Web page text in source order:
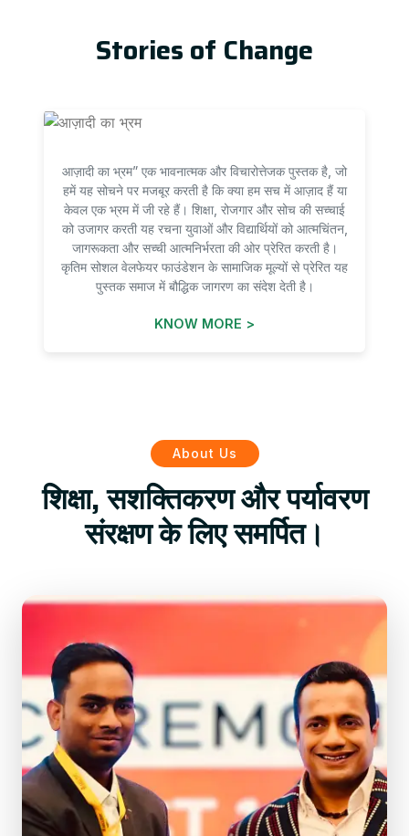
Stories of Change
आज़ादी का भ्रम” एक भावनात्मक और विचारोत्तेजक पुस्तक है, जो
हमें यह सोचने पर मजबूर करती है कि क्या हम सच में आज़ाद हैं या
केवल एक भ्रम में जी रहे हैं। शिक्षा, रोजगार और सोच की सच्चाई
को उजागर करती यह रचना युवाओं और विद्यार्थियों को आत्मचिंतन,
जागरूकता और सच्ची आत्मनिर्भरता की ओर प्रेरित करती है।
कृतिम सोशल वेलफेयर फाउंडेशन के सामाजिक मूल्यों से प्रेरित यह
पुस्तक समाज में बौद्धिक जागरण का संदेश देती है।
KNOW MORE >
About Us
शिक्षा, सशक्तिकरण और पर्यावरण
संरक्षण के लिए समर्पित।